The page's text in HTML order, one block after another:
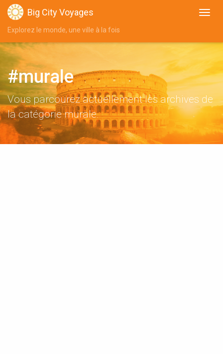
Big City Voyages
Explorez le monde, une ville à la fois
#murale
Vous parcourez actuellement les archives de
la catégorie murale.